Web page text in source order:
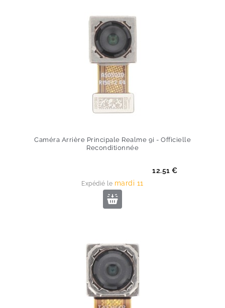
Caméra Arrière Principale Realme 9i - Officielle
Reconditionnée
12.51 €
Expédié le mardi 11